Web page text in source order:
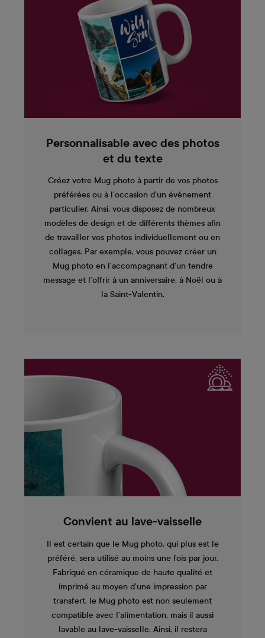
Personnalisable avec des photos
et du texte
Créez votre Mug photo à partir de vos photos
préférées ou à l’occasion d’un évènement
particulier. Ainsi, vous disposez de nombreux
modèles de design et de différents thèmes afin
de travailler vos photos individuellement ou en
collages. Par exemple, vous pouvez créer un
Mug photo en l’accompagnant d’un tendre
message et l’offrir à un anniversaire, à Noël ou à
la Saint-Valentin.
Convient au lave-vaisselle
Il est certain que le Mug photo, qui plus est le
préféré, sera utilisé au moins une fois par jour.
Fabriqué en céramique de haute qualité et
imprimé au moyen d’une impression par
transfert, le Mug photo est non seulement
compatible avec l’alimentation, mais il aussi
lavable au lave-vaisselle. Ainsi, il restera